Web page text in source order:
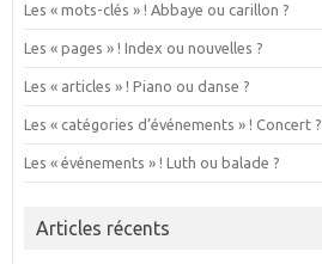
Les « mots-clés » ! Abbaye ou carillon ?
Les « pages » ! Index ou nouvelles ?
Les « articles » ! Piano ou danse ?
Les « catégories d’événements » ! Concert ?
Les « événements » ! Luth ou balade ?
Articles récents